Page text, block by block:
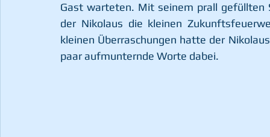
Gast warteten. Mit seinem prall gefüllten
der Nikolaus die kleinen
kleinen Überraschungen hatte der
paar aufmunternde Worte dabei.